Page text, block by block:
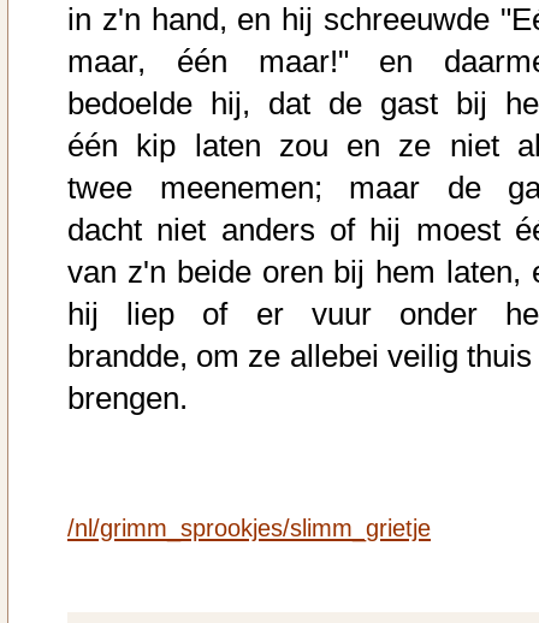
in z'n hand, en hij schreeuwde
maar, één maar!" en
bedoelde hij, dat de gast bij
één kip laten zou en ze niet
twee meenemen; maar de
dacht niet anders of hij moest
van z'n beide oren bij hem laten,
hij liep of er vuur onder
brandde, om ze allebei veilig thuis
brengen.
/nl/grimm_sprookjes/slimm_grietje